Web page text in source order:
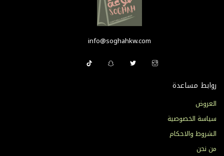
info@soghahkw.com
روابط مساعدة
العروض
سياسة الخصوصية
الشروط والاحكام
من نحن